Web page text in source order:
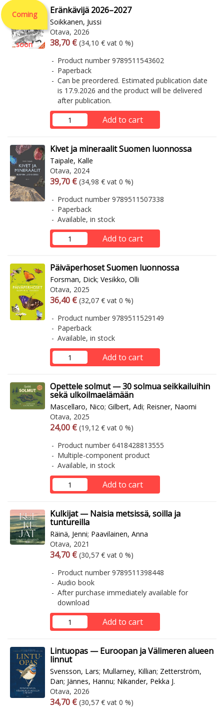
Coming
soon
Eränkävijä 2026–2027
Soikkanen, Jussi
Otava, 2026
Arvonlisäverollinen hinta
38,70 € Excl. vat
(34,10 € vat 0 %)
Product number 9789511543602
Paperback
Can be preordered. Estimated publication date
is 17.9.2026 and the product will be delivered
after publication.
Add to cart
Kivet ja mineraalit Suomen luonnossa
Taipale, Kalle
Otava, 2024
Arvonlisäverollinen hinta
39,70 € Excl. vat
(34,98 € vat 0 %)
Product number 9789511507338
Paperback
Available, in stock
Add to cart
Päiväperhoset Suomen luonnossa
Forsman, Dick; Vesikko, Olli
Otava, 2025
Arvonlisäverollinen hinta
36,40 € Excl. vat
(32,07 € vat 0 %)
Product number 9789511529149
Paperback
Available, in stock
Add to cart
Opettele solmut — 30 solmua seikkailuihin
sekä ulkoilmaelämään
Mascellaro, Nico; Gilbert, Adi; Reisner, Naomi
Otava, 2025
Arvonlisäverollinen hinta
24,00 € Excl. vat
(19,12 € vat 0 %)
Product number 6418428813555
Multiple-component product
Available, in stock
Add to cart
Kulkijat — Naisia metsissä, soilla ja
tuntureilla
Räinä, Jenni; Paavilainen, Anna
Otava, 2021
Arvonlisäverollinen hinta
34,70 € Excl. vat
(30,57 € vat 0 %)
Product number 9789511398448
Audio book
After purchase immediately available for
download
Add to cart
Lintuopas — Euroopan ja Välimeren alueen
linnut
Svensson, Lars; Mullarney, Killian; Zetterström,
Dan; Jännes, Hannu; Nikander, Pekka J.
Otava, 2026
Arvonlisäverollinen hinta
34,70 € Excl. vat
(30,57 € vat 0 %)